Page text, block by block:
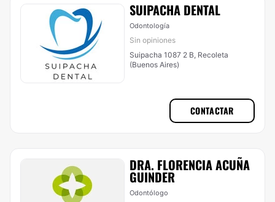
SUIPACHA DENTAL
Odontología
Sin opiniones
Suipacha 1087 2 B, Recoleta
(Buenos Aires)
CONTACTAR
DRA. FLORENCIA ACUÑA
GUINDER
Odontólogo